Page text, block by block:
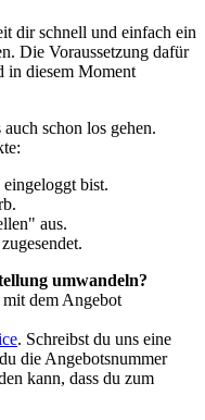
dir schnell und einfach ein
Die Voraussetzung dafür
in diesem Moment
schon los gehen.
eingeloggt bist.
aus.
umwandeln?
dem Angebot
. Schreibst du uns eine
die Angebotsnummer
kann, dass du zum